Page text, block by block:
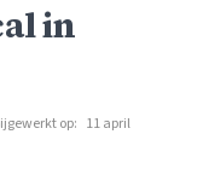
in
op: 11 april